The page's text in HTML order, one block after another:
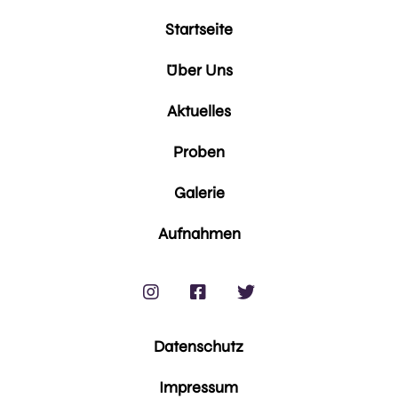
Startseite
Über Uns
Aktuelles
Proben
Galerie
Aufnahmen
  
Datenschutz
Impressum